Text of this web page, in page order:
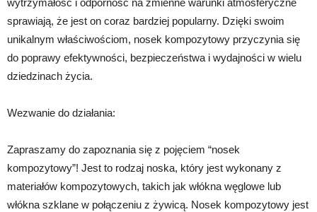
wytrzymałość i odporność na zmienne warunki atmosferyczne
sprawiają, że jest on coraz bardziej popularny. Dzięki swoim
unikalnym właściwościom, nosek kompozytowy przyczynia się
do poprawy efektywności, bezpieczeństwa i wydajności w wielu
dziedzinach życia.
Wezwanie do działania:
Zapraszamy do zapoznania się z pojęciem “nosek
kompozytowy”! Jest to rodzaj noska, który jest wykonany z
materiałów kompozytowych, takich jak włókna węglowe lub
włókna szklane w połączeniu z żywicą. Nosek kompozytowy jest